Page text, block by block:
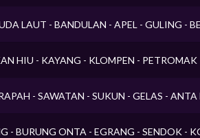
LAUT - BANDULAN - APEL - GULING -
HIU - KAYANG - KLOMPEN -
- SAWATAN - SUKUN - GELAS -
- BURUNG ONTA - EGRANG - SENDOK -